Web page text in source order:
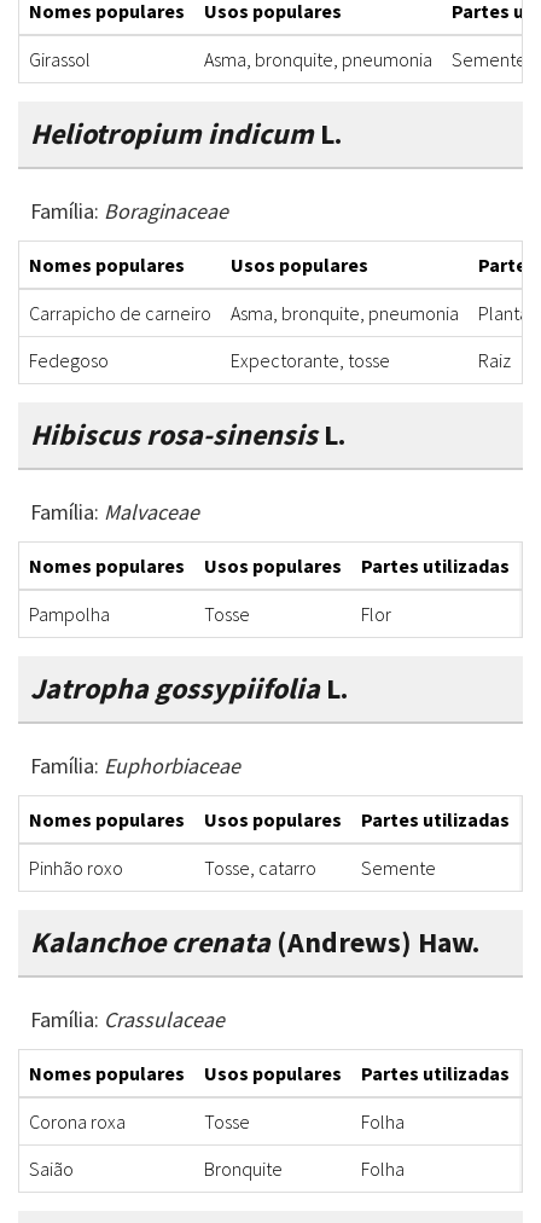
Nomes populares Usos populares
Partes
Girassol
Asma, bronquite, pneumonia Semente
Heliotropium indicumL.
Família: Boraginaceae
Nomes populares Usos populares
Carrapicho de carneiro
Asma, bronquite, pneumonia
Planta
Fedegoso
Expectorante, tosse Raiz
Hibiscus rosa-sinensisL.
Família: Malvaceae
Nomes populares Usos populares Partes utilizadas
Pampolha
Tosse Flor
Jatropha gossypiifoliaL.
Família: Euphorbiaceae
Nomes populares Usos populares Partes utilizadas
Pinhão roxo
Tosse, catarro Semente
Kalanchoe crenata(Andrews) Haw.
Família: Crassulaceae
Nomes populares Usos populares Partes utilizadas
Corona roxa
Tosse Folha
Saião
Bronquite Folha